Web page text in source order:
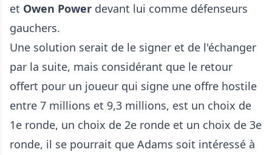
et Owen Power devant lui comme défenseurs
gauchers.
Une solution serait de le signer et de l'échanger
par la suite, mais considérant que le retour
offert pour un joueur qui signe une offre hostile
entre 7 millions et 9,3 millions, est un choix de
1e ronde, un choix de 2e ronde et un choix de 3e
ronde, il se pourrait que Adams soit intéressé à